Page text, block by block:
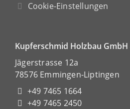
Cookie-Einstellungen
Kupferschmid Holzbau GmbH
Jägerstrasse 12a
78576 Emmingen-Liptingen
+49 7465 1664
+49 7465 2450